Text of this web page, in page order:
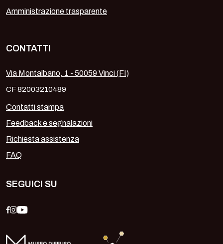
Amministrazione trasparente
CONTATTI
Via Montalbano, 1 - 50059 Vinci (FI)
CF 82003210489
Contatti stampa
Feedback e segnalazioni
Richiesta assistenza
FAQ
SEGUICI SU